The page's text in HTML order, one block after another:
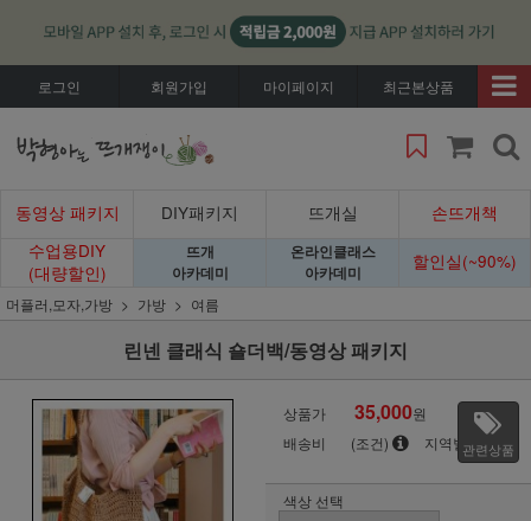
로그인 회원가입 마이페이지 최근본상품
동영상 패키지 DIY패키지 뜨개실
손뜨개책
수업용DIY
(대량할인)
뜨개
아카데미
온라인클래스
아카데미
할인실(~90%)
머플러,모자,가방 가방 여름
린넨 클래식 숄더백/동영상 패키지
상품가 35,000원
배송비
(조건) 지역별관련상품
색상 선택